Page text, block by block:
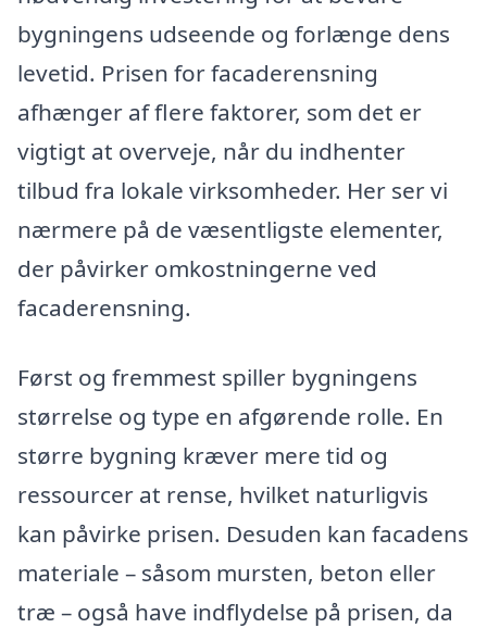
bygningens udseende og forlænge dens
levetid. Prisen for facaderensning
afhænger af flere faktorer, som det er
vigtigt at overveje, når du indhenter
tilbud fra lokale virksomheder. Her ser vi
nærmere på de væsentligste elementer,
der påvirker omkostningerne ved
facaderensning.
Først og fremmest spiller bygningens
størrelse og type en afgørende rolle. En
større bygning kræver mere tid og
ressourcer at rense, hvilket naturligvis
kan påvirke prisen. Desuden kan facadens
materiale – såsom mursten, beton eller
træ – også have indflydelse på prisen, da